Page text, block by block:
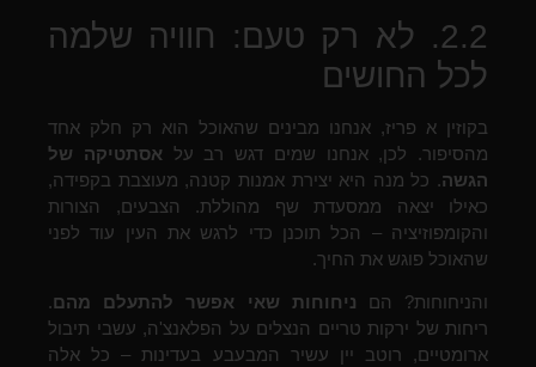
2.2. לא רק טעם: חוויה שלמה
לכל החושים
בקוזין א פריז, אנחנו מבינים שהאוכל הוא רק חלק אחד
מהסיפור. לכן, אנחנו שמים דגש רב על אסתטיקה של
הגשה. כל מנה היא יצירת אמנות קטנה, מעוצבת בקפידה,
כאילו יצאה ממסעדת שף מהוללת. הצבעים, הצורות
והקומפוזיציה – הכל תוכנן כדי לרגש את העין עוד לפני
שהאוכל פוגש את החיך.
והניחוחות? הם ניחוחות שאי אפשר להתעלם מהם.
ריחות של ירקות טריים הנצלים על הפלאנצ'ה, עשבי תיבול
ארומטיים, רוטב יין עשיר המבעבע בעדינות – כל אלה